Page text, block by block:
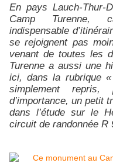
En pays Lauch-Thur-
Camp Turenne,
indispensable
se rejoignent pas
venant de toutes les
Turenne a aussi une
ici, dans la rubrique
simplement repris,
d’importance, un petit
dans l’étude sur le
circuit de randonnée R